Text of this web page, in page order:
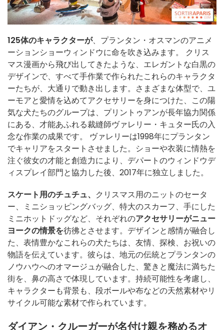
125体のキャラクターが、プランタン・オスマンのアニメ
ーションショーウィンドウに命を吹き込みます。 クリス
マス漫画から飛び出してきたような、エレガントな白黒の
デザインで、すべて手作業で作られたこれらのキャラクタ
ーたちが、大通りで動き出します。さまざまな体型で、ユ
ーモアと愛情を込めてアクセサリーを身につけた、この陽
気な犬たちのグループは、プリントゥアンが長年協力関係
にある、才能あふれる裁縫師ヴァレリー・キュター氏の入
念な作業の成果です。 ヴァレリーは1998年にプランタン
でキャリアをスタートさせました。ショーや衣装に情熱を
注ぐ彼女の才能と創造力により、デパートのウィンドウデ
ィスプレイ部門と協力した後、2017年に独立しました。
スケート用のチュチュ、 クリスマス用のニットのセータ
ー、ミニショッピングバッグ、特大のスカーフ、手にした
ミニホットドッグなど、それぞれのアクセサリーがニュー
ヨークの情景を彷彿とさせます。デザインと感情が融合し
た、表情豊かなこれらの犬たちは、友情、探検、お祝いの
物語を伝えています。彼らは、地元の伝統とプランタンの
ノウハウへのオマージュが融合した、驚きと魔法に満ちた
街を、鼻の高さで体現しています。持続可能性を考慮し、
キャラクターも背景も、段ボールや布などの天然素材やリ
サイクル可能な素材で作られています。
ダイアン・クルーガーが名付け親を務めるオ